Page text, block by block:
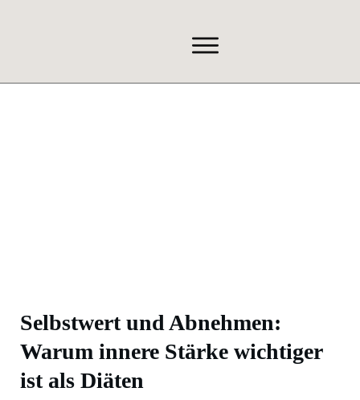
Selbstwert und Abnehmen:
Warum innere Stärke wichtiger
ist als Diäten